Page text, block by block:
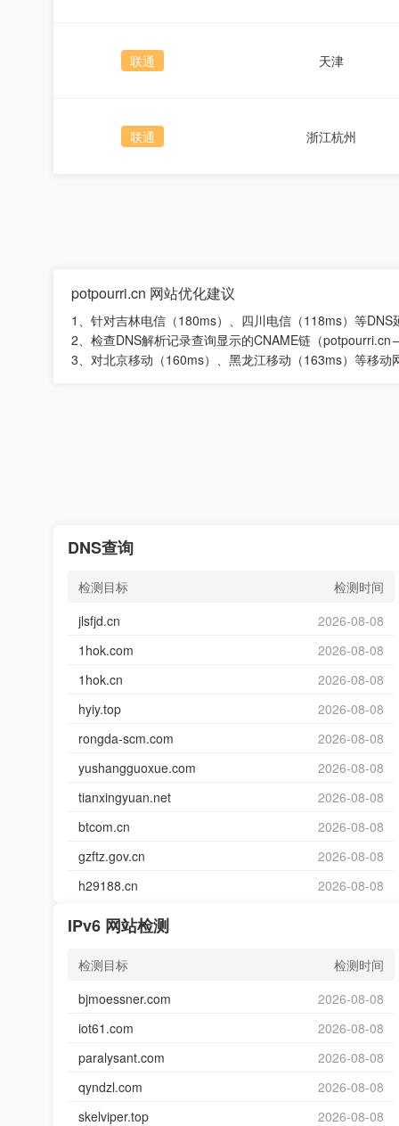
联通 天津
联通 浙江杭州
potpourri.cn 网站优化建议
1、针对吉林电信（180ms）、四川电信（118ms）等
2、检查DNS解析记录查询显示的CNAME链（
3、对北京移动（160ms）、黑龙江移动（163ms）等移
DNS查询
检测目标
检测时间
jlsfjd.cn
2026-08-08
1hok.com
2026-08-08
1hok.cn
2026-08-08
hyiy.top
2026-08-08
rongda-scm.com
2026-08-08
yushangguoxue.com
2026-08-08
tianxingyuan.net
2026-08-08
btcom.cn
2026-08-08
gzftz.gov.cn
2026-08-08
h29188.cn
2026-08-08
IPv6 网站检测
检测目标
检测时间
bjmoessner.com
2026-08-08
iot61.com
2026-08-08
paralysant.com
2026-08-08
qyndzl.com
2026-08-08
skelviper.top
2026-08-08